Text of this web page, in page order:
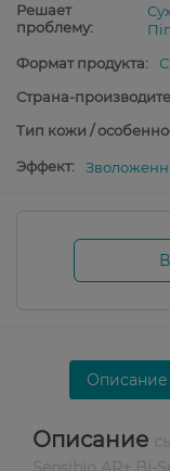
Решает
проблему:
Формат продукта:
Страна-
Тип кожи /
Эффект:
Описание
Описание